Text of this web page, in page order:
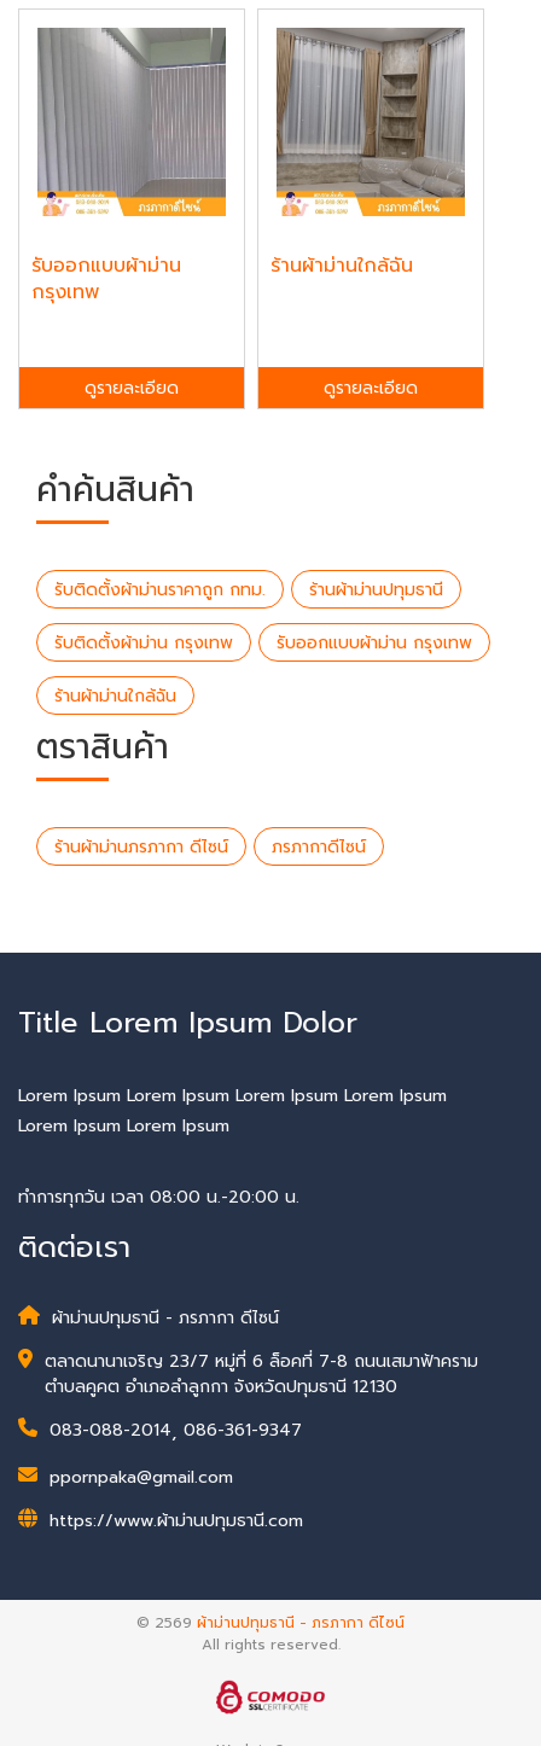
รับออกแบบผ้าม่าน
กรุงเทพ
ดูรายละเอียด
ร้านผ้าม่านใกล้ฉัน
ดูรายละเอียด
คำค้นสินค้า
รับติดตั้งผ้าม่านราคาถูก กทม. ร้านผ้าม่านปทุมธานี
รับติดตั้งผ้าม่าน กรุงเทพ รับออกแบบผ้าม่าน กรุงเทพ
ร้านผ้าม่านใกล้ฉัน
ตราสินค้า
ร้านผ้าม่านภรภากา ดีไซน์ ภรภากาดีไซน์
Title Lorem Ipsum Dolor
Lorem Ipsum Lorem Ipsum Lorem Ipsum Lorem Ipsum
Lorem Ipsum Lorem Ipsum
ทำการทุกวัน เวลา 08:00 น.-20:00 น.
ติดต่อเรา
ผ้าม่านปทุมธานี - ภรภากา ดีไซน์
ตลาดนานาเจริญ 23/7 หมู่ที่ 6 ล็อคที่ 7-8 ถนนเสมาฟ้าคราม
ตำบลคูคต อำเภอลำลูกกา จังหวัดปทุมธานี 12130
083-088-2014, 086-361-9347
ppornpaka@gmail.com
https://www.ผ้าม่านปทุมธานี.com
© 2569 ผ้าม่านปทุมธานี - ภรภากา ดีไซน์
All rights reserved.